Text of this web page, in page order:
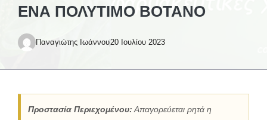
ΝΑ ΠΟΛΎΤΙΜΟ ΒΌΤΑΝΟ
Παναγιώτης Ιωάννου20 Ιουλίου 2023
Προστασία Περιεχομένου: Απαγορεύεται ρητά η